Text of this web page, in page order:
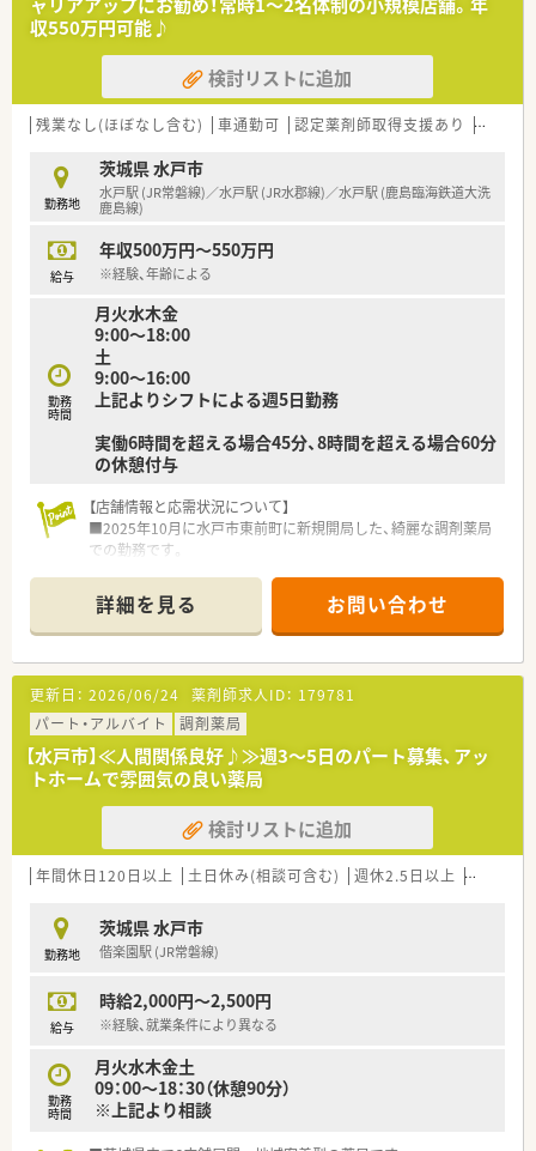
収550万円可能♪
検討リストに追加
残業なし(ほぼなし含む) 車通勤可 認定薬剤師取得支援あり 新規オ
勤務地
茨城県 水戸市
水戸駅 (JR常磐線)／水戸駅 (JR水郡線)／水戸駅 (鹿島臨海鉄道大洗
鹿島線)
給与
年収500万円～550万円
※経験、年齢による
勤務
時間
月火水木金
9:00～18:00
土
9:00～16:00
上記よりシフトによる週5日勤務
実働6時間を超える場合45分、8時間を超える場合60分
の休憩付与
【店舗情報と応需状況について】
■2025年10月に水戸市東前町に新規開局した、綺麗な調剤薬局
での勤務です。
る環境です。
■JR常磐線の水戸駅が最寄りとなり、薬剤師1～2名体制でアッ
トホームに運営する予定です。
【募集背景と求める人物像について】
■新規オープンに伴う薬剤師の増員募集となり、オープニングス
タッフの求人です。
■周囲のスタッフと円滑にコミュニケーションを取り、協力して
業務に取り組める方を求めています。
■患者さまや医療機関のスタッフに対し、親切かつ丁寧な対応を
心がけてくださる方を歓迎します。
【法人特徴について】
■茨城県の県央地区を中心にドミナント展開しており、地域に根
■クリニックの開業支援も手掛けており、門前の医療機関とは常
に良好な関係性を築いています。
■「地域の皆様に信頼される、かかりつけ薬局」をビジョンに掲
【求人情報について】
円～550万円の範囲で優遇いたします。
■年間休日は120日以上を確保しており、プライベートの時間も
大切にできる職場環境です。
詳細を見る お問い合わせ
更新日： 2026/06/24 薬剤師求人ID： 179781
パート・アルバイト
調剤薬局
【水戸市】≪人間関係良好♪≫週3～5日のパート募集、アッ
トホームで雰囲気の良い薬局
検討リストに追加
年間休日120日以上 土日休み(相談可含む) 週休2.5日以上 週32h以
勤務地
茨城県 水戸市
偕楽園駅 (JR常磐線)
給与
時給2,000円～2,500円
※経験、就業条件により異なる
勤務
時間
月火水木金土
09：00～18：30（休憩90分）
※上記より相談